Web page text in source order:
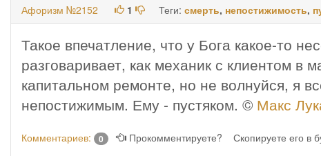
Афоризм №2152 1 Теги: смерть, непостижимость,
Такое впечатление, что у Бога какое-то
разговаривает, как механик с клиентом в
капитальном ремонте, но не волнуйся, я
непостижимым. Ему - пустяком. © Макс
Комментариев: 0 Прокомментируете? Скопируете его в